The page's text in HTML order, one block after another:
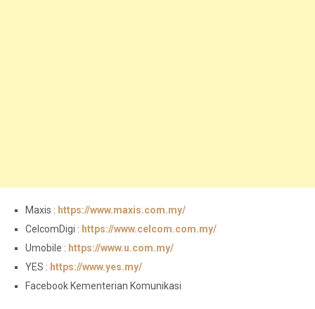
Maxis : https://www.maxis.com.my/
CelcomDigi : https://www.celcom.com.my/
Umobile : https://www.u.com.my/
YES : https://www.yes.my/
Facebook Kementerian Komunikasi